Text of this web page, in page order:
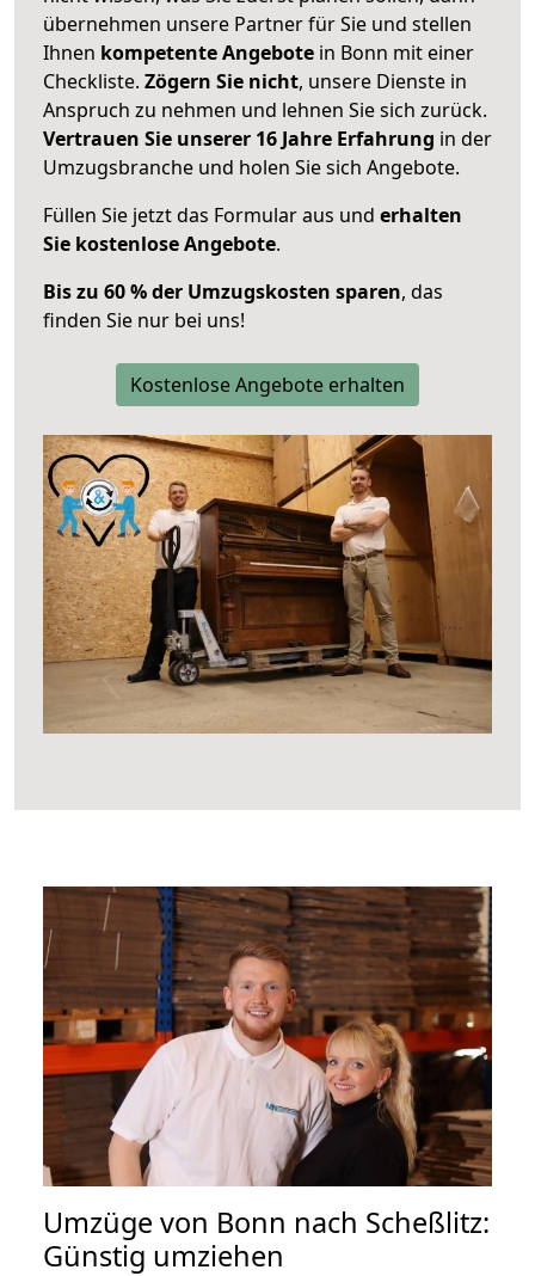
übernehmen unsere Partner für Sie und stellen
Ihnen kompetente Angebote in Bonn mit einer
Checkliste. Zögern Sie nicht, unsere Dienste in
Anspruch zu nehmen und lehnen Sie sich zurück.
Vertrauen Sie unserer 16 Jahre Erfahrung in der
Umzugsbranche und holen Sie sich Angebote.
Füllen Sie jetzt das Formular aus und erhalten
Sie kostenlose Angebote.
Bis zu 60 % der Umzugskosten sparen, das
finden Sie nur bei uns!
Kostenlose Angebote erhalten
Umzüge von Bonn nach Scheßlitz:
Günstig umziehen